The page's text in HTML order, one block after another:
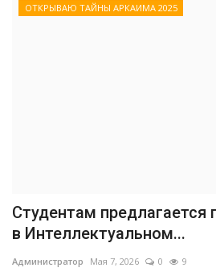
ОТКРЫВАЮ ТАЙНЫ АРКАИМА 2025
Студентам предлагается
в Интеллектуальном...
Администратор Мая 7, 2026 0 9